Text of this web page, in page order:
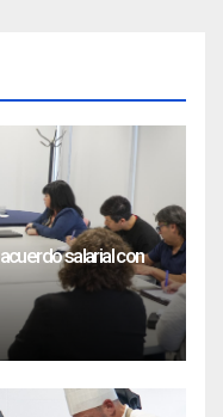
salarial con